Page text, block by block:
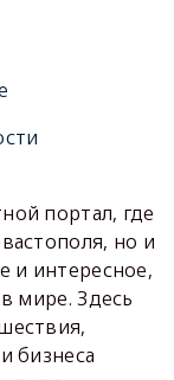
портал, где
но и
и интересное,
мире. Здесь
бизнеса